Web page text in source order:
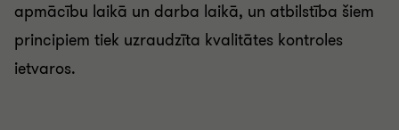
apmācību laikā un darba laikā, un atbilstība šiem
principiem tiek uzraudzīta kvalitātes kontroles
ietvaros.